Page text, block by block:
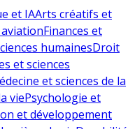
et IAArts créatifs et
Finances et
humainesDroit
et sciences
et sciences de la
viePsychologie et
et développement